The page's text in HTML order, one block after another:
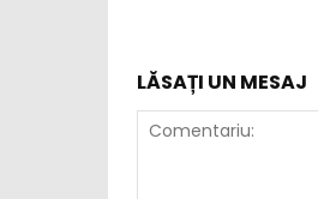
LĂSAȚI UN MESAJ